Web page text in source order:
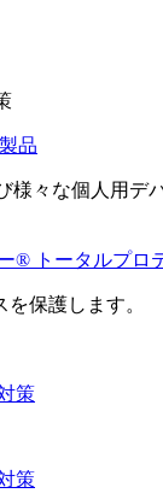
製品
様々な個人用デ
® トータルプロ
保護します。
策
策